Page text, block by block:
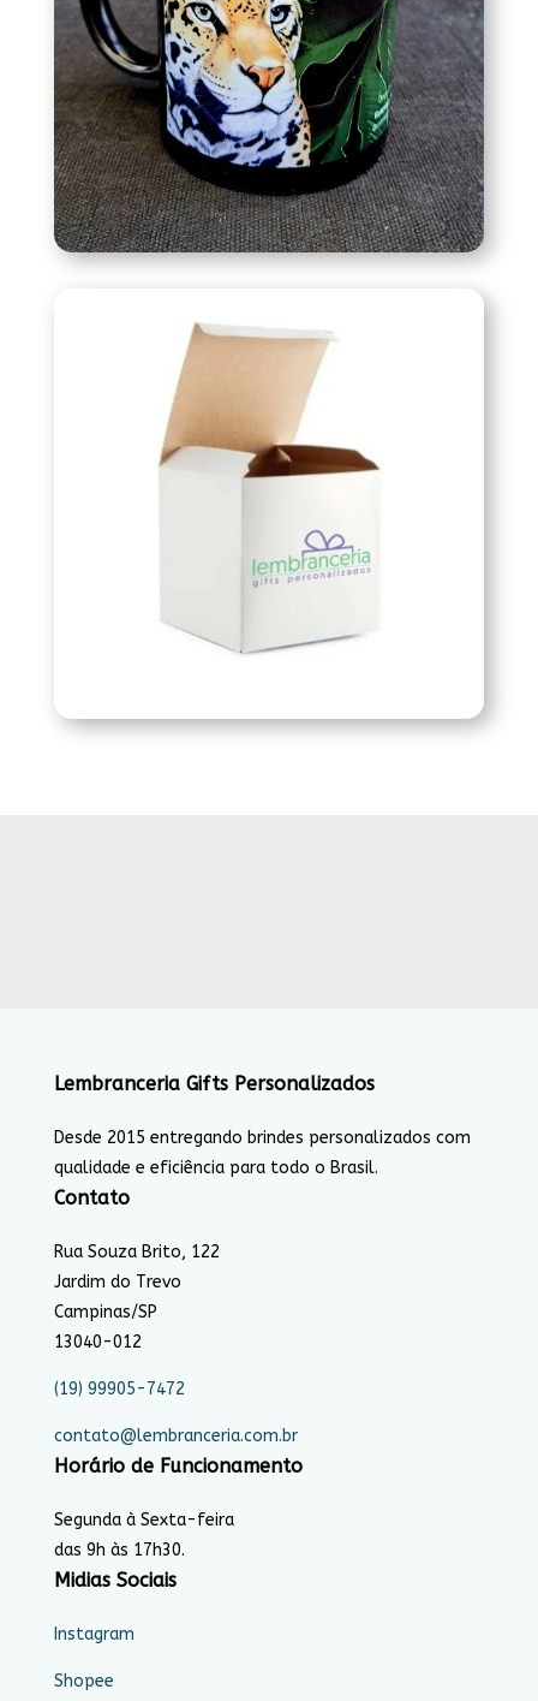
Lembranceria Gifts Personalizados
Desde 2015 entregando brindes personalizados com
qualidade e eficiência para todo o Brasil.
Contato
Rua Souza Brito, 122
Jardim do Trevo
Campinas/SP
13040-012
(19) 99905-7472
contato@lembranceria.com.br
Horário de Funcionamento
Segunda à Sexta-feira
das 9h às 17h30.
Midias Sociais
Instagram
Shopee